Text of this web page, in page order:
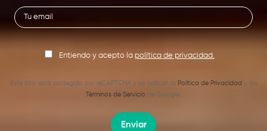
Entiendo y acepto la política de privacidad.
Este sitio está protegido por reCAPTCHA y se aplican la Política de Privacidad y los
Términos de Servicio de Google.
Enviar